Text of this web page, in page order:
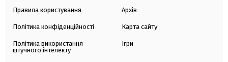
Правила користування
Політика конфіденційності
Політика використання
штучного інтелекту
Архів
Карта сайту
Ігри